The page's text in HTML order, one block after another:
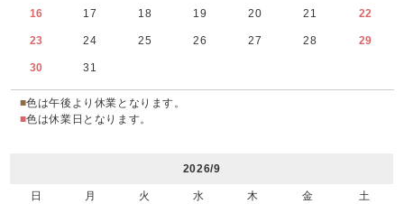
16 17 18 19 20 21 22
23 24 25 26 27 28 29
30 31
■色は午後より休業となります。
■色は休業日となります。
2026/9
日 月 火 水 木 金 土